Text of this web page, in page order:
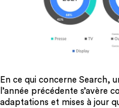
En ce qui concerne Search,
l’année précédente s’avère
adaptations et mises à jour